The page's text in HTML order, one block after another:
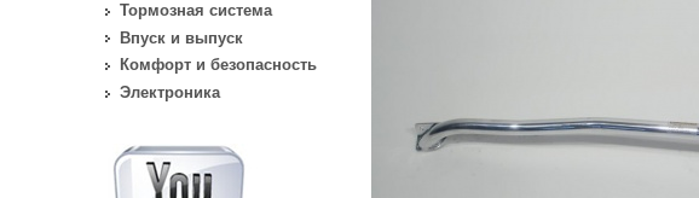
Тормозная система
Впуск и выпуск
Комфорт и безопасность
Электроника